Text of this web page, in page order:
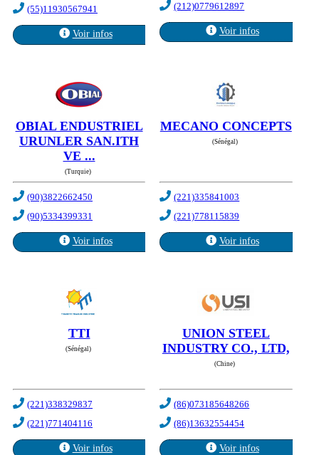
(55)11930567941
Voir infos
(212)0779612897
Voir infos
OBIAL ENDUSTRIEL
URUNLER SAN.ITH
VE ...
(Turquie)
(90)3822662450
(90)5334399331
Voir infos
MECANO CONCEPTS
(Sénégal)
(221)335841003
(221)778115839
Voir infos
TTI
(Sénégal)
(221)338329837
(221)771404116
Voir infos
UNION STEEL
INDUSTRY CO., LTD,
(Chine)
(86)073185648266
(86)13632554454
Voir infos